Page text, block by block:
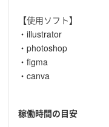
【使用ソフト】
・illustrator
・photoshop
・figma
・canva
稼働時間の目安